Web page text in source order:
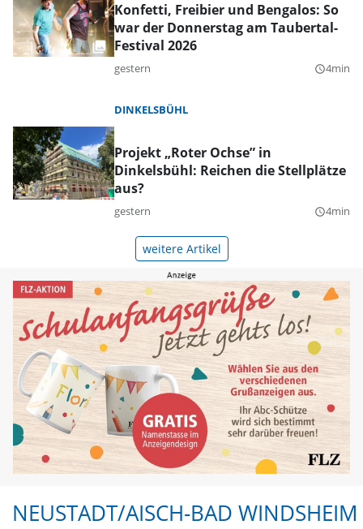
Konfetti, Freibier und Bengalos: So
war der Donnerstag am Taubertal-
Festival 2026
gestern query_builder4min
DINKELSBÜHL
Projekt „Roter Ochse” in
Dinkelsbühl: Reichen die Stellplätze
aus?
gestern query_builder4min
weitere Artikel
NEUSTADT/AISCH-BAD WINDSHEIM